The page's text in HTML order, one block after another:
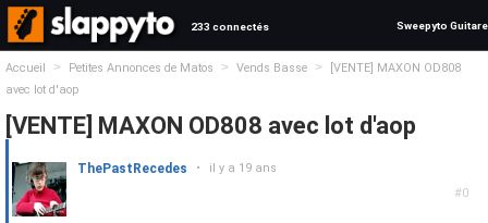
233 connectés Sweepyto Guitare
Accueil > Petites Annonces de Matos > Vends Basse >
[VENTE] MAXON OD808
avec lot d'aop
[VENTE] MAXON OD808 avec lot d'aop
#0
ThePastRecedes • il y a 19 ans